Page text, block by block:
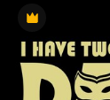
Премиум